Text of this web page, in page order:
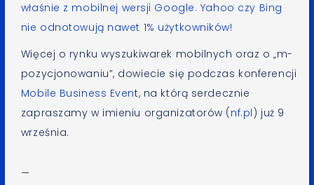
właśnie z mobilnej wersji Google. Yahoo czy Bing
nie odnotowują nawet 1% użytkowników!
Więcej o rynku wyszukiwarek mobilnych oraz o „m-
pozycjonowaniu”, dowiecie się podczas konferencji
Mobile Business Event, na którą serdecznie
zapraszamy w imieniu organizatorów ( nf.pl ) już 9
września.
—